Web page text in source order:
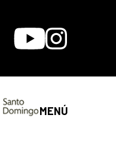
YoutubeInstagram
MENÚ